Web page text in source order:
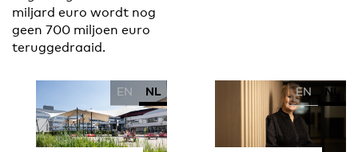
miljard euro wordt nog
geen 700 miljoen euro
teruggedraaid.
EN NL EN NL